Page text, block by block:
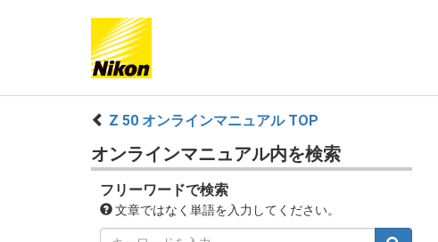
Z 50 オンラインマニュアル TOP
オンラインマニュアル内を検索
フリーワードで検索
文章ではなく単語を入力してください。